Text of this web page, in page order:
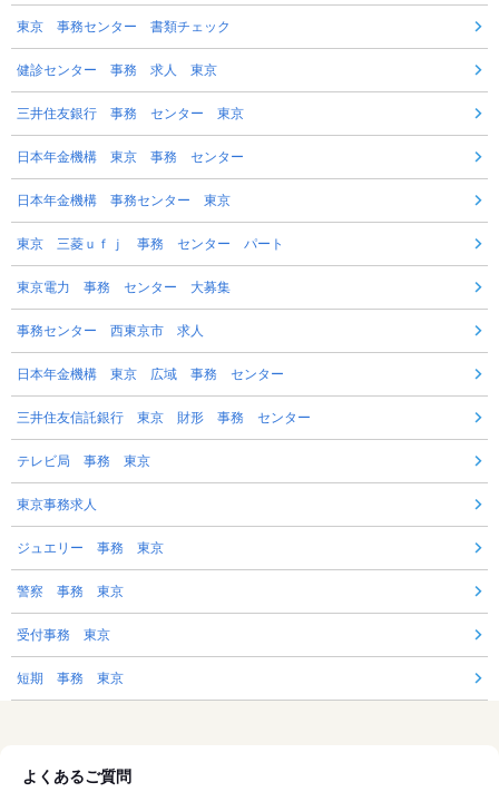
東京 事務センター 書類チェック
健診センター 事務 求人 東京
三井住友銀行 事務 センター 東京
日本年金機構 東京 事務 センター
日本年金機構 事務センター 東京
東京 三菱ｕｆｊ 事務 センター パート
東京電力 事務 センター 大募集
事務センター 西東京市 求人
日本年金機構 東京 広域 事務 センター
三井住友信託銀行 東京 財形 事務 センター
テレビ局 事務 東京
東京事務求人
ジュエリー 事務 東京
警察 事務 東京
受付事務 東京
短期 事務 東京
よくあるご質問